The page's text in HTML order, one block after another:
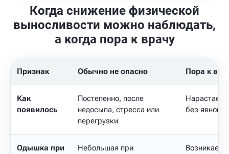
Когда снижение физической
выносливости можно наблюдать,
а когда пора к врачу
Признак Обычно не опасно Пора к
Как
появилось
Постепенно, после
недосыпа, стресса или
перегрузки
Нарастает
без явной
Одышка при
Небольшая при
Возникает